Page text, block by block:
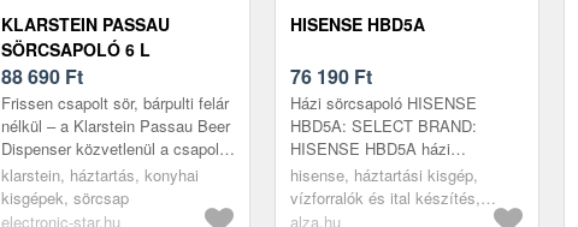
KLARSTEIN PASSAU
SÖRCSAPOLÓ 6 L
UNIVERZÁLIS HORDÓKHOZ,
LÉGNYOMÁSOS SZIVATTYÚ,
3 - 12 °C, 65 W
88 690 Ft
Frissen csapolt sör, bárpulti felár
nélkül – a Klarstein Passau Beer
Dispenser közvetlenül a csapolót
hozza el otthonodba.
Termoelektromos hűtőrend...
klarstein, háztartás, konyhai
kisgépek, sörcsap
electronic-star.hu
HISENSE HBD5A
76 190 Ft
Házi sörcsapoló HISENSE
HBD5A: SELECT BRAND:
HISENSE HBD5A házi
sörcsapolóTermoelektromos
hűtőrendszerÁllítható hűtési
hőmérséklet 3-12 °C közöttEx...
hisense, háztartási kisgép,
vízforralók és ital készítés,
sörcsapok
alza.hu